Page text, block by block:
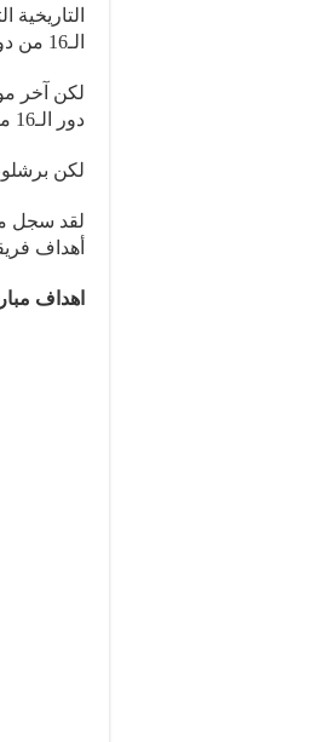
الـ16 من دوري الأبطال ويتأهل لربع النهائي.
دور الـ16 من دوري أبطال أوروبا وانتهت بالتعادل 1-1.
لكن
أهداف
اهداف